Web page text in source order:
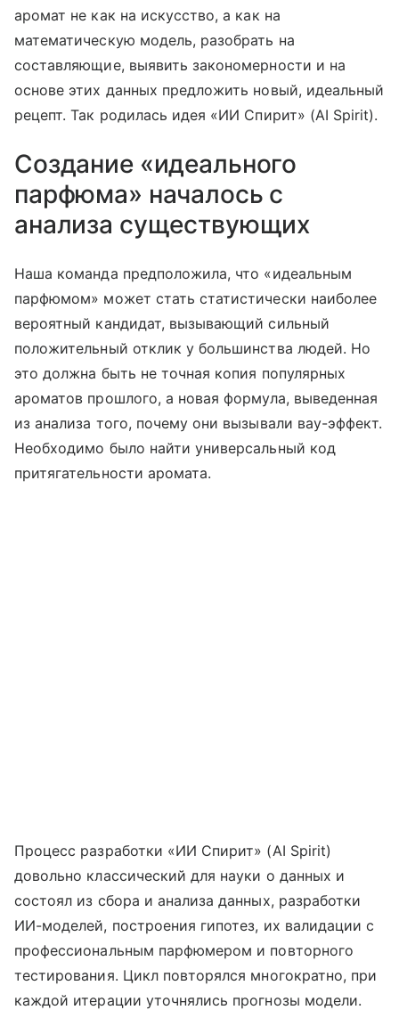
аромат не как на искусство, а как на
математическую модель, разобрать на
составляющие, выявить закономерности и на
основе этих данных предложить новый, идеальный
рецепт. Так родилась идея «ИИ Спирит» (AI Spirit).
Создание «идеального
парфюма» началось с
анализа существующих
Наша команда предположила, что «идеальным
парфюмом» может стать статистически наиболее
вероятный кандидат, вызывающий сильный
положительный отклик у большинства людей. Но
это должна быть не точная копия популярных
ароматов прошлого, а новая формула, выведенная
из анализа того, почему они вызывали вау-эффект.
Необходимо было найти универсальный код
притягательности аромата.
Процесс разработки «ИИ Спирит» (AI Spirit)
довольно классический для науки о данных и
состоял из сбора и анализа данных, разработки
ИИ-моделей, построения гипотез, их валидации с
профессиональным парфюмером и повторного
тестирования. Цикл повторялся многократно, при
каждой итерации уточнялись прогнозы модели.